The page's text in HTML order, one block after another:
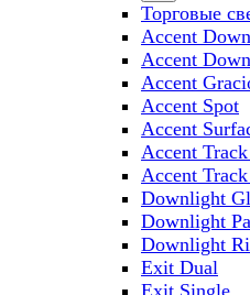
Торговые
Accent
Accent
Accent
Accent Spot
Accent
Accent
Accent
Downlight
Downlight
Downlight
Exit Dual
Exit Single